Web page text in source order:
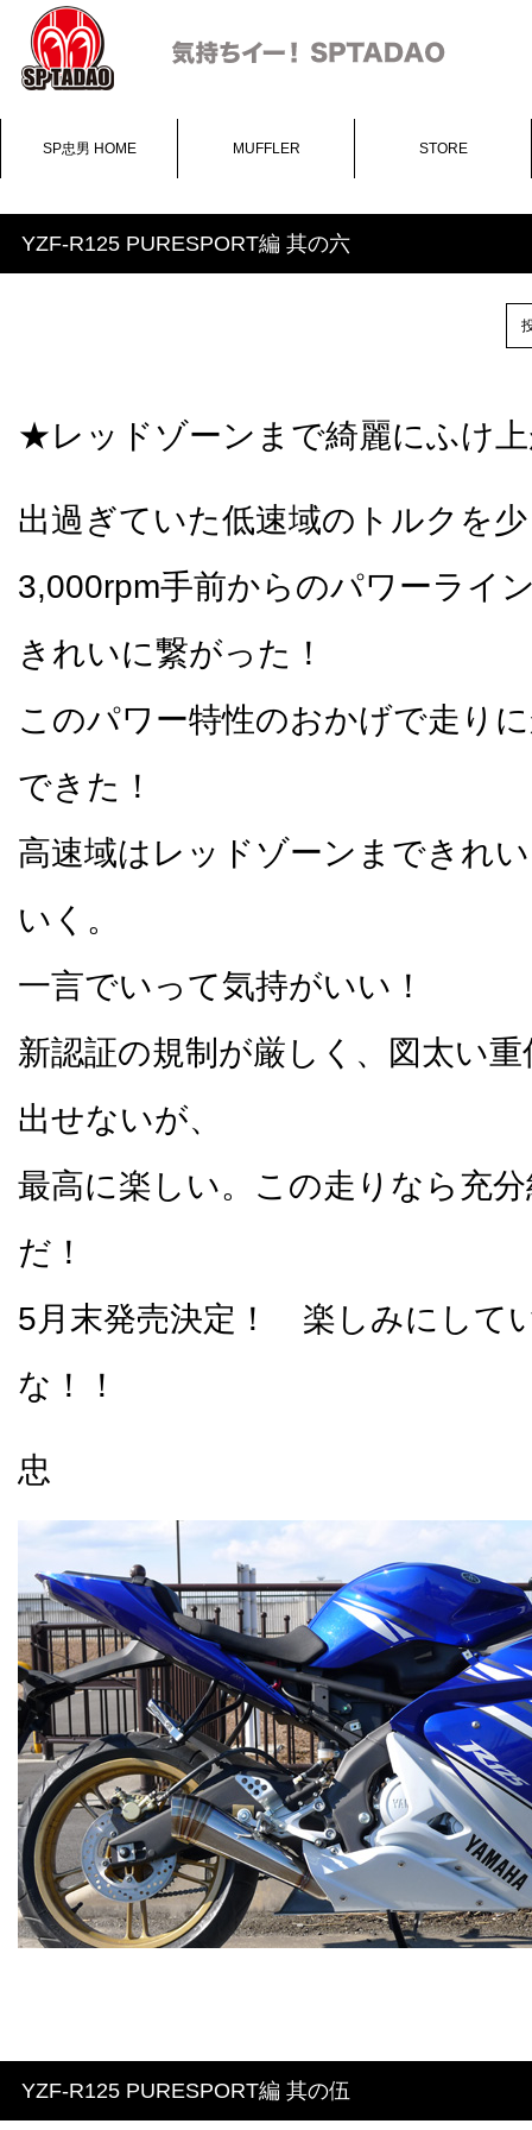
SP忠男 HOME MUFFLER STORE
YZF-R125 PURESPORT編 其の六
★レッドゾーンまで綺麗にふけ
出過ぎていた低速域のトルクを
3,000rpm手前からのパワーライ
きれいに繋がった！
このパワー特性のおかげで走り
できた！
高速域はレッドゾーンまできれ
いく。
一言でいって気持がいい！
新認証の規制が厳しく、図太い
出せないが、
最高に楽しい。この走りなら充
だ！
5月末発売決定！ 楽しみにして
な！！
忠
YZF-R125 PURESPORT編 其の伍